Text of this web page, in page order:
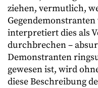
ziehen, vermutlich,
interpretiert dies als
durchbrechen –
Demonstranten
gewesen ist, wird
diese Beschreibung